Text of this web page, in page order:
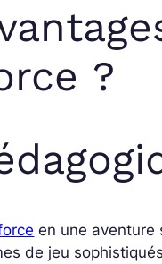
?
en une
de jeu